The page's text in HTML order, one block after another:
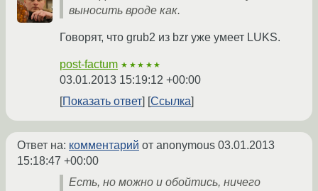
выносить вроде как.
Говорят, что grub2 из bzr уже умеет LUKS.
post-factum ★★★★★
03.01.2013 15:19:12 +00:00
Показать ответ
Ссылка
Ответ на: комментарий от anonymous 03.01.2013
15:18:47 +00:00
Есть, но можно и обойтись, ничего